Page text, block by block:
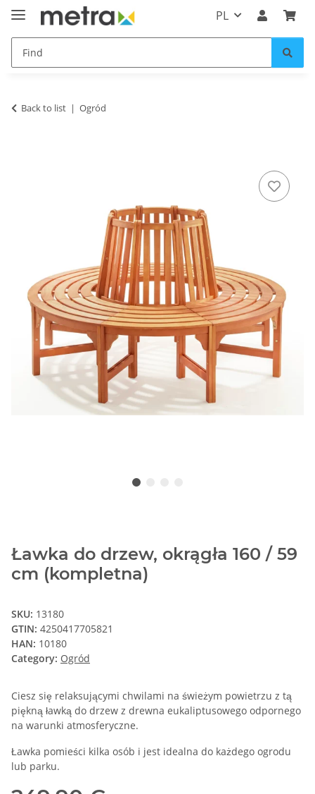
PL
Back to list Ogród
Ławka do drzew, okrągła 160 / 59
cm (kompletna)
SKU: 13180
GTIN: 4250417705821
HAN: 10180
Category: Ogród
Ciesz się relaksującymi chwilami na świeżym powietrzu z tą
piękną ławką do drzew z drewna eukaliptusowego odpornego
na warunki atmosferyczne.
Ławka pomieści kilka osób i jest idealna do każdego ogrodu
lub parku.